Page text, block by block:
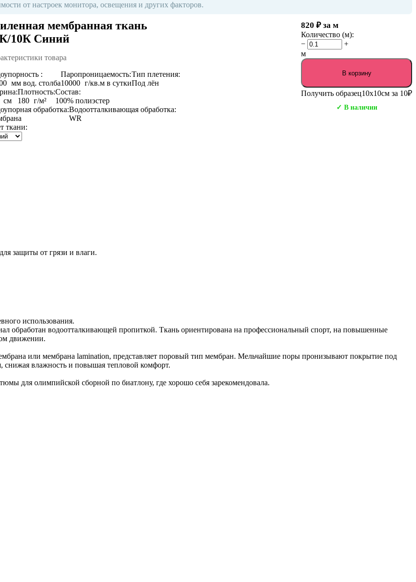
от настроек монитора, освещения и других факторов.
мембранная ткань
10К Синий
товара
:
мм вод. столба
Паропроницаемость:
10000 г/кв.м в сутки
Тип плетения:
Под лён
см
Плотность:
180 г/м²
Состав:
100% полиэстер
обработка:Водоотталкивающая обработка:
WR
ткани:
820 ₽ за м
Количество (м):
−
+
м
В корзину
Получить образец10х10см за 10₽
✓ В наличии
защиты от грязи и влаги.
использования.
обработан водоотталкивающей пропиткой. Ткань ориентирована на профессиональный спорт, на повышенные
движении.
или мембрана lamination, представляет поровый тип мембран. Мельчайшие поры пронизывают покрытие под
снижая влажность и повышая тепловой комфорт.
для олимпийской сборной по биатлону, где хорошо себя зарекомендовала.